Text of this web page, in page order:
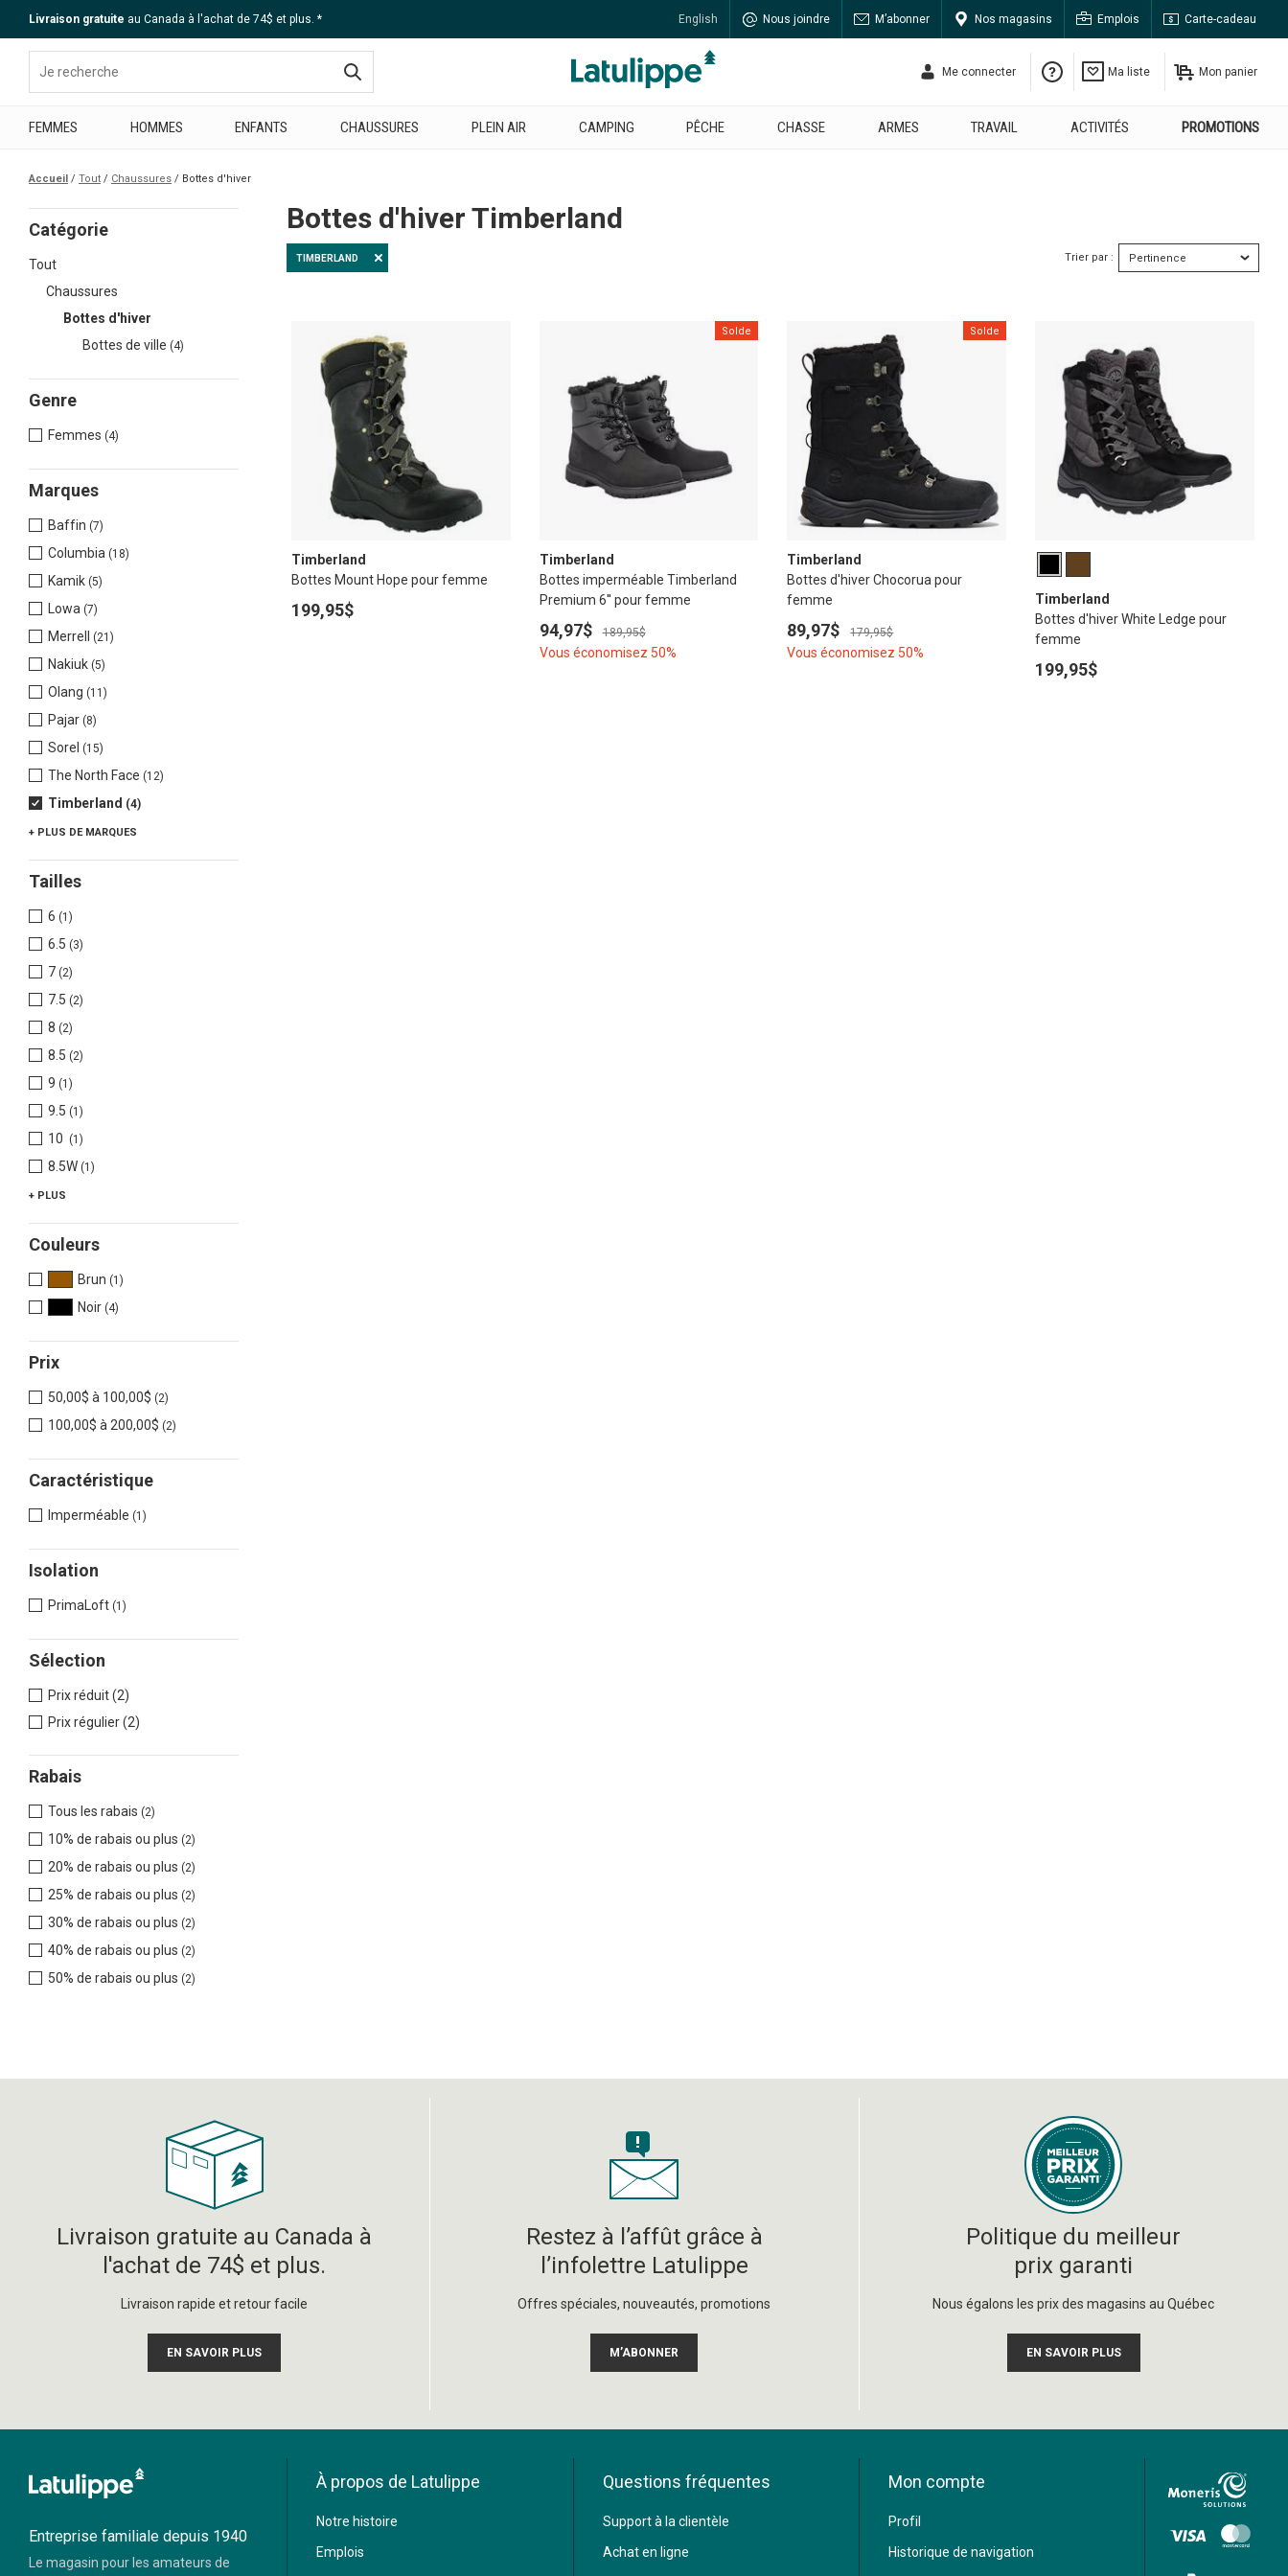
Livraison gratuite au Canada à l'achat de 74$ et plus. * English Nous joindre M’abonner Nos magasins Emplois Carte-cadeau
Me connecter
Aide Ma liste Mon panier
FEMMES HOMMES ENFANTS CHAUSSURES PLEIN AIR CAMPING PÊCHE CHASSE ARMES TRAVAIL ACTIVITÉS PROMOTIONS
Accueil Tout Chaussures Bottes d'hiver
Catégorie
Tout
Chaussures
Bottes d'hiver
Bottes de ville (4)
Genre
Femmes (4)
Marques
Baffin (7)
Columbia (18)
Kamik (5)
Lowa (7)
Merrell (21)
Nakiuk (5)
Olang (11)
Pajar (8)
Sorel (15)
The North Face (12)
Timberland (4)
+ PLUS DE MARQUES
Tailles
6 (1)
6.5 (3)
7 (2)
7.5 (2)
8 (2)
8.5 (2)
9 (1)
9.5 (1)
10 (1)
8.5W (1)
+ PLUS
Couleurs
Brun (1)
Noir (4)
Prix
50,00$ à 100,00$ (2)
100,00$ à 200,00$ (2)
Caractéristique
Imperméable (1)
Isolation
PrimaLoft (1)
Sélection
Prix réduit (2)
Prix régulier (2)
Rabais
Tous les rabais (2)
10% de rabais ou plus (2)
20% de rabais ou plus (2)
25% de rabais ou plus (2)
30% de rabais ou plus (2)
40% de rabais ou plus (2)
50% de rabais ou plus (2)
Bottes d'hiver Timberland
Trier par :
TIMBERLAND
Timberland
Bottes Mount Hope pour femme
199,95$
Solde
Timberland
Bottes imperméable Timberland
Premium 6'' pour femme
94,97$ 189,95$
Vous économisez 50%
Solde
Timberland
Bottes d'hiver Chocorua pour
femme
89,97$ 179,95$
Vous économisez 50%
Timberland
Bottes d'hiver White Ledge pour
femme
199,95$
Livraison gratuite au Canada à
l'achat de 74$ et plus.
Livraison rapide et retour facile
EN SAVOIR PLUS
Restez à l’affût grâce à
l’infolettre Latulippe
Offres spéciales, nouveautés, promotions
M’ABONNER
Politique du meilleur
prix garanti
Nous égalons les prix des magasins au Québec
EN SAVOIR PLUS
Visa Mastercard
Entreprise familiale depuis 1940
Le magasin pour les amateurs de
À propos de Latulippe
Notre histoire
Emplois
Questions fréquentes
Support à la clientèle
Achat en ligne
Mon compte
Profil
Historique de navigation